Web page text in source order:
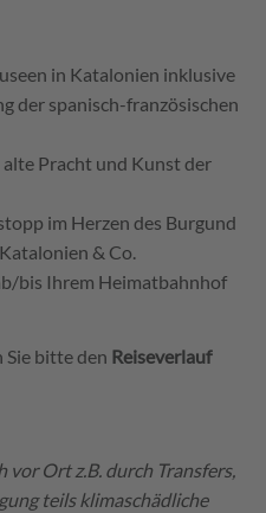
in Katalonien inklusive
der spanisch-französischen
Pracht und Kunst der
im Herzen des Burgund
& Co.
bis Ihrem Heimatbahnhof
Sie bitte den Reiseverlauf
vor Ort z.B. durch Transfers,
teils klimaschädliche